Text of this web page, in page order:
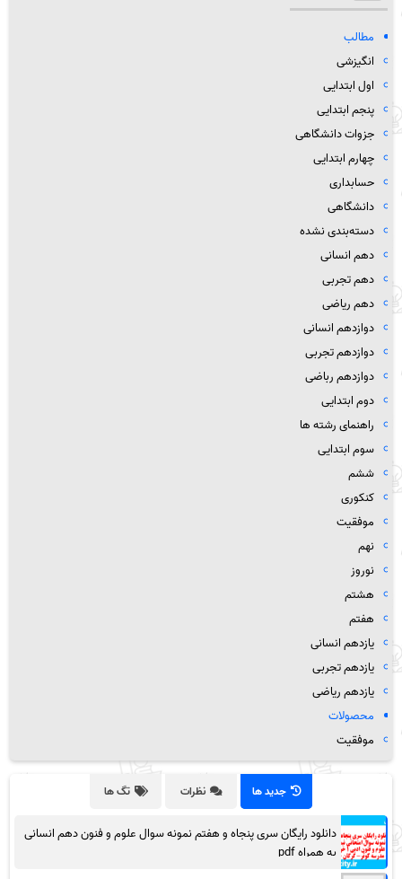
مطالب
انگیزشی
اول ابتدایی
پنجم ابتدایی
جزوات دانشگاهی
چهارم ابتدایی
حسابداری
دانشگاهی
دسته‌بندی نشده
دهم انسانی
دهم تجربی
دهم ریاضی
دوازدهم انسانی
دوازدهم تجربی
دوازدهم رباضی
دوم ابتدایی
راهنمای رشته ها
سوم ابتدایی
ششم
کنکوری
موفقیت
نهم
نوروز
هشتم
هفتم
یازدهم انسانی
یازدهم تجربی
یازدهم ریاضی
محصولات
موفقیت
جدید ها نظرات تگ ها
دانلود رایگان سری پنجاه و هفتم نمونه سوال علوم و فنون دهم انسانی
به همراه pdf